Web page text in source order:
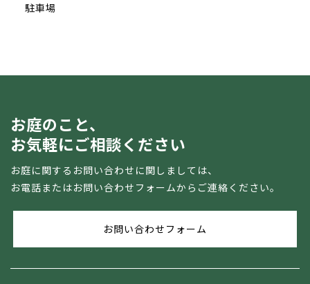
駐車場
お庭のこと、
お気軽にご相談ください
お庭に関するお問い合わせに関しましては、
お電話またはお問い合わせフォームからご連絡ください。
お問い合わせフォーム